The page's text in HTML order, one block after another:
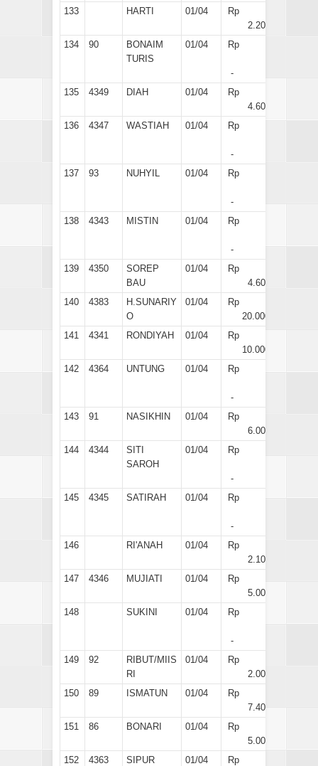
133
HARTI 01/04
Rp
2.200
134
90
BONAIM
TURIS
01/04 Rp
-
135
4349 DIAH 01/04
Rp
4.600
136
4347 WASTIAH 01/04 Rp
-
137
93 NUHYIL 01/04 Rp
-
138
4343 MISTIN 01/04 Rp
-
139
4350
SOREP
BAU
01/04
Rp
4.600
140
4383
H.SUNARIY
O
01/04
Rp
20.000
141
4341 RONDIYAH 01/04
Rp
10.000
142
4364 UNTUNG 01/04 Rp
-
143
91 NASIKHIN 01/04
Rp
6.000
144
4344
SITI
SAROH
01/04 Rp
-
145
4345 SATIRAH 01/04 Rp
-
146
RI'ANAH 01/04
Rp
2.100
147
4346 MUJIATI 01/04
Rp
5.000
148
SUKINI 01/04 Rp
-
149
92
RIBUT/MIIS
RI
01/04
Rp
2.000
150
89 ISMATUN 01/04
Rp
7.400
151
86 BONARI 01/04
Rp
5.000
152
4363 SIPUR 01/04
Rp